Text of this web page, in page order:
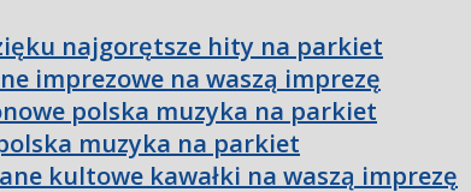
najgorętsze hity na parkiet
imprezowe na waszą imprezę
polska muzyka na parkiet
muzyka na parkiet
kultowe kawałki na waszą imprezę